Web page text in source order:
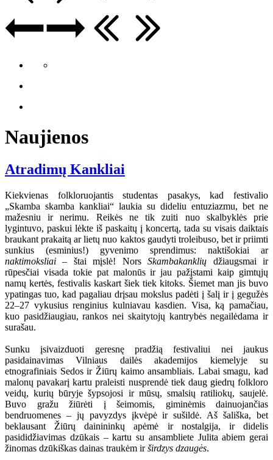
Naujienos
Atradimų Kankliai
Kiekvienas folkloruojantis studentas pasakys, kad festivalio
„Skamba skamba kankliai“ laukia su dideliu entuziazmu, bet ne
mažesniu ir nerimu. Reikės ne tik zuiti nuo skalbyklės prie
lygintuvo, paskui lėkte iš paskaitų į koncertą, tada su visais daiktais
braukant prakaitą ar lietų nuo kaktos gaudyti troleibuso, bet ir priimti
sunkius (esminius!) gyvenimo sprendimus: naktišokiai ar
naktimoksliai– štai mįslė! NorsSkambakanklių džiaugsmai ir
rūpesčiai visada tokie pat malonūs ir jau pažįstami kaip gimtųjų
namų kertės, festivalis kaskart šiek tiek kitoks. Šiemet man jis buvo
ypatingas tuo, kad pagaliau drįsau mokslus padėti į šalį ir į gegužės
22–27 vykusius renginius kulniavau kasdien. Visa, ką pamačiau,
kuo pasidžiaugiau, rankos nei skaitytojų kantrybės negailėdama ir
surašau.
Sunku įsivaizduoti geresnę pradžią festivaliui nei jaukus
pasidainavimas Vilniaus dailės akademijos kiemelyje su
etnografiniais Sedos ir Žiūrų kaimo ansambliais. Labai smagu, kad
malonų pavakarį kartu praleisti nusprendė tiek daug giedrų folkloro
veidų, kurių būryje šypsojosi ir mūsų, smalsių ratiliokų, saujelė.
Buvo gražu žiūrėti į šeimomis, giminėmis dainuojančias
bendruomenes – jų pavyzdys įkvėpė ir sušildė. Aš šališka, bet
beklausant Žiūrų dainininkų apėmė ir nostalgija, ir didelis
pasididžiavimas dzūkais – kartu su ansambliete Julita abiem gerai
žinomas dzūkiškas dainas traukėm irširdzys dzaugės.